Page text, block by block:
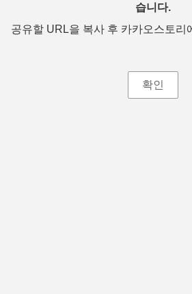
습니다.
공유할 URL을 복사 후 카카오스토리
확인